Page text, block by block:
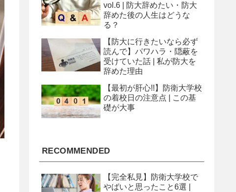
vol.6 | 防大辞めたい・防大
辞めた後の人生はどうな
る？
【防大に行きたいなら必ず
読んで】パワハラ・隠蔽を
受けていた話 | 私が防大を
辞めた理由
【最初が肝心!!】防衛大学校
の着校日の注意点 | この基
礎が大事
RECOMMENDED
【完全私見】防衛大学校で
やばいと思ったこと6選 |